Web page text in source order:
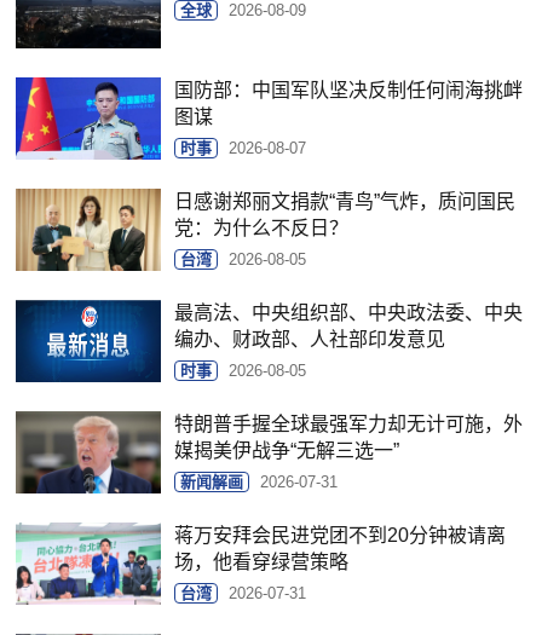
全球 2026-08-09
国防部：中国军队坚决反制任何闹海挑衅
图谋
时事 2026-08-07
日感谢郑丽文捐款“青鸟”气炸，质问国民
党：为什么不反日？
台湾 2026-08-05
最高法、中央组织部、中央政法委、中央
编办、财政部、人社部印发意见
时事 2026-08-05
特朗普手握全球最强军力却无计可施，外
媒揭美伊战争“无解三选一”
新闻解画 2026-07-31
蒋万安拜会民进党团不到20分钟被请离
场，他看穿绿营策略
台湾 2026-07-31